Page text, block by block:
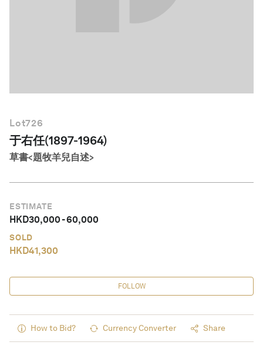
Lot726
于右任(1897-1964)
草書<題牧羊兒自述>
ESTIMATE
HKD30,000-60,000
SOLD
HKD41,300
FOLLOW
How to Bid? Currency Converter Share